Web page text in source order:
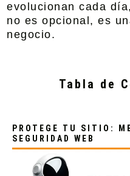
evolucionan cada
no es opcional, es
negocio.
Tabla de
PROTEGE TU SITIO:
SEGURIDAD WEB